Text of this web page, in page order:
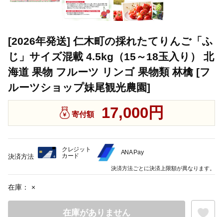
[2026年発送] 仁木町の採れたてりんご「ふ
じ」サイズ混載 4.5kg（15～18玉入り） 北
海道 果物 フルーツ リンゴ 果物類 林檎 [フ
ルーツショップ妹尾観光農園]
寄付額 17,000円
在庫： ×
在庫がありません
決済方法
クレジット
カード
ANA Pay
決済方法ごとに決済上限額が異なります。